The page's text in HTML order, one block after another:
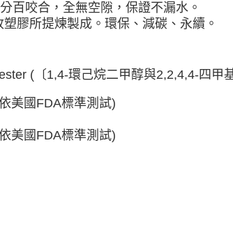
百咬合，全無空隙，保證不漏水。
膠所提煉製成。環保、減碳、永續。
(〔1,4-環己烷二甲醇與2,2,4,4-四甲
美國FDA標準測試)
美國FDA標準測試)